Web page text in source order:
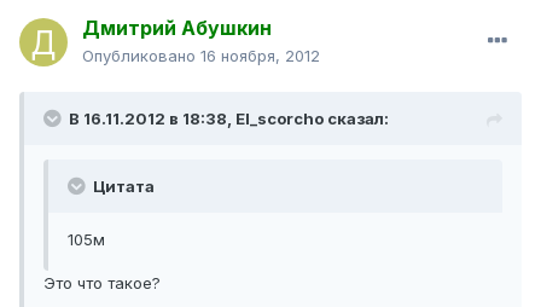
Дмитрий Абушкин
Опубликовано 16 ноября, 2012
В 16.11.2012 в 18:38, El_scorcho сказал:
Цитата
105м
Это что такое?